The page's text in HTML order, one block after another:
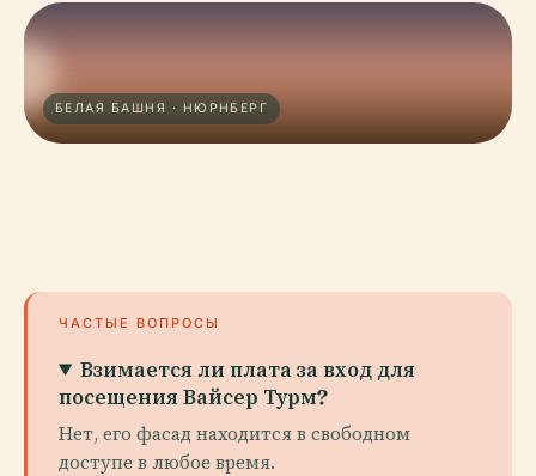
БЕЛАЯ БАШНЯ · НЮРНБЕРГ
ЧАСТЫЕ ВОПРОСЫ
Взимается ли плата за вход для
посещения Вайсер Турм?
Нет, его фасад находится в свободном
доступе в любое время.